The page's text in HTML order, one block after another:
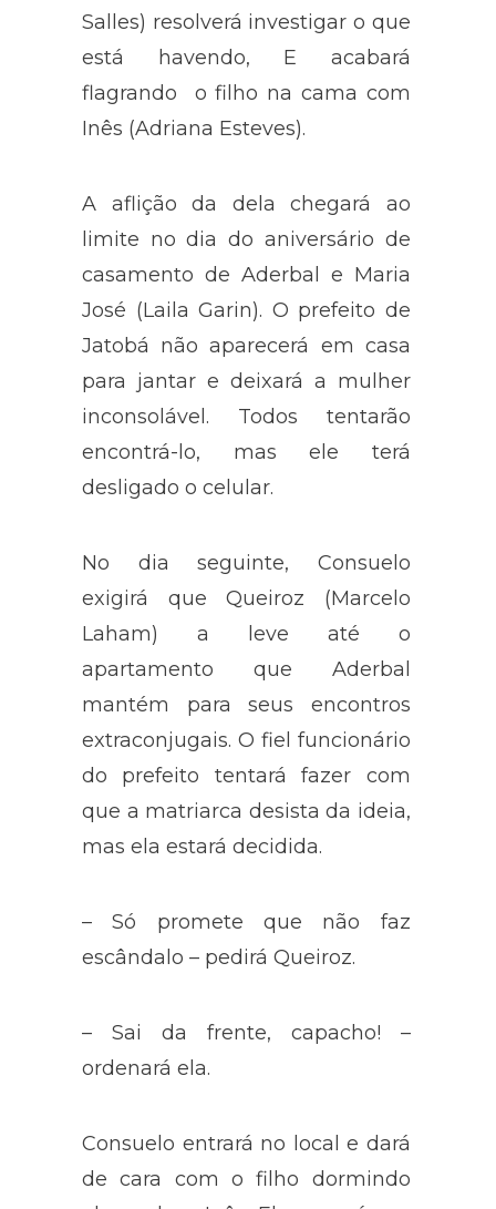
Salles) resolverá investigar o que
está havendo, E acabará
flagrando o filho na cama com
Inês (Adriana Esteves).
A aflição da dela chegará ao
limite no dia do aniversário de
casamento de Aderbal e Maria
José (Laila Garin). O prefeito de
Jatobá não aparecerá em casa
para jantar e deixará a mulher
inconsolável. Todos tentarão
encontrá-lo, mas ele terá
desligado o celular.
No dia seguinte, Consuelo
exigirá que Queiroz (Marcelo
Laham) a leve até o
apartamento que Aderbal
mantém para seus encontros
extraconjugais. O fiel funcionário
do prefeito tentará fazer com
que a matriarca desista da ideia,
mas ela estará decidida.
– Só promete que não faz
escândalo – pedirá Queiroz.
– Sai da frente, capacho! –
ordenará ela.
Consuelo entrará no local e dará
de cara com o filho dormindo